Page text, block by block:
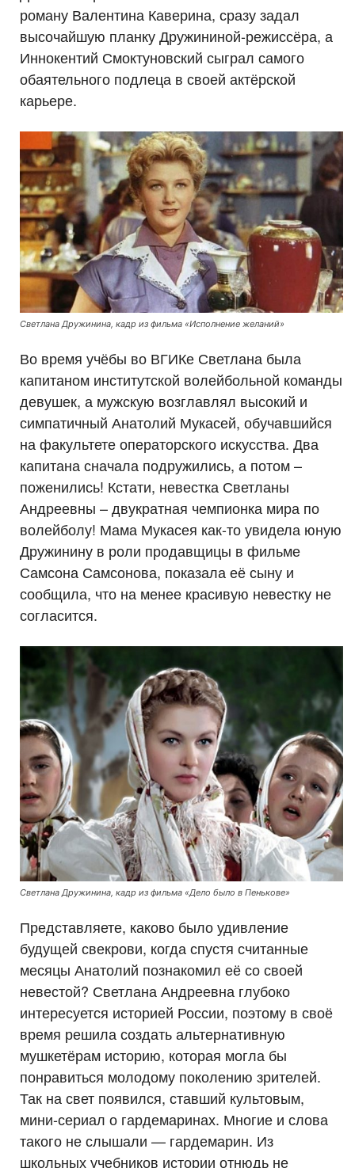
роману Валентина Каверина, сразу задал
высочайшую планку Дружининой-режиссёра, а
Иннокентий Смоктуновский сыграл самого
обаятельного подлеца в своей актёрской
карьере.
Светлана Дружинина, кадр из фильма «Исполнение желаний»
Во время учёбы во ВГИКе Светлана была
капитаном институтской волейбольной команды
девушек, а мужскую возглавлял высокий и
симпатичный Анатолий Мукасей, обучавшийся
на факультете операторского искусства. Два
капитана сначала подружились, а потом –
поженились! Кстати, невестка Светланы
Андреевны – двукратная чемпионка мира по
волейболу! Мама Мукасея как-то увидела юную
Дружинину в роли продавщицы в фильме
Самсона Самсонова, показала её сыну и
сообщила, что на менее красивую невестку не
согласится.
Светлана Дружинина, кадр из фильма «Дело было в Пенькове»
Представляете, каково было удивление
будущей свекрови, когда спустя считанные
месяцы Анатолий познакомил её со своей
невестой? Светлана Андреевна глубоко
интересуется историей России, поэтому в своё
время решила создать альтернативную
мушкетёрам историю, которая могла бы
понравиться молодому поколению зрителей.
Так на свет появился, ставший культовым,
мини-сериал о гардемаринах. Многие и слова
такого не слышали — гардемарин. Из
школьных учебников истории отнюдь не